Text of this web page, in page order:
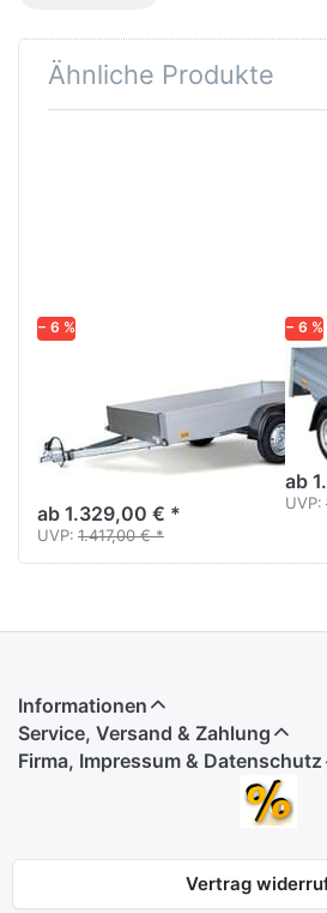
Ähnliche Produkte
− 6 %
H752513
Startrailer
Aluanhänger 2,5 m
ungebremst
ab 1.329,00 € *
UVP: 1.417,00 € *
− 6 %
ab
UVP:
Informationen
Service, Versand & Zahlung
Firma, Impressum & Datenschutz
Vertrag